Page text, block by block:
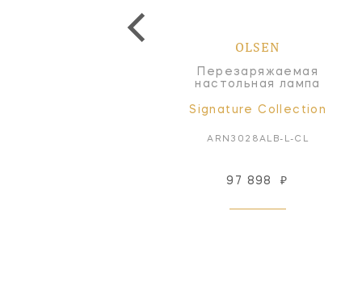
OLSEN
Перезаряжаемая
настольная лампа
Signature Collection
ARN3028ALB-L-CL
97 898 ₽